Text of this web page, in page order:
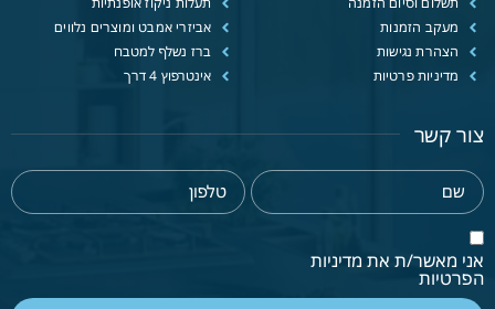
מעקב הזמנות
הצהרת נגישות
מדיניות פרטיות
אביזרי אמבט ומוצרים נלווים
ברז נשלף למטבח
אינטרפוץ 4 דרך
צור קשר
אני מאשר/ת את מדיניות
הפרטיות